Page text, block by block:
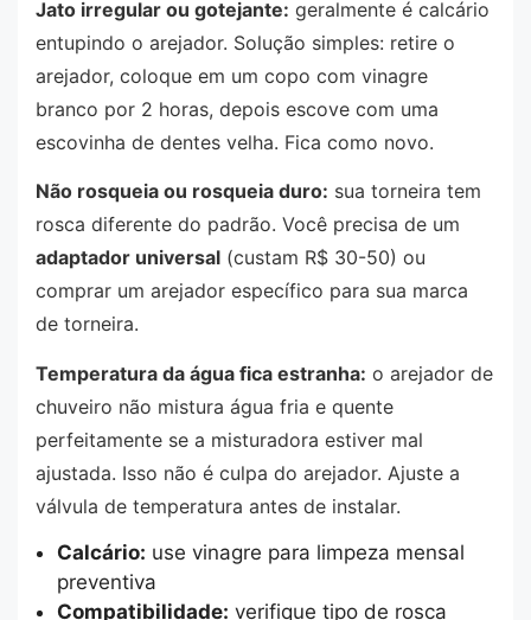
Jato irregular ou gotejante: geralmente é calcário
entupindo o arejador. Solução simples: retire o
arejador, coloque em um copo com vinagre
branco por 2 horas, depois escove com uma
escovinha de dentes velha. Fica como novo.
Não rosqueia ou rosqueia duro: sua torneira tem
rosca diferente do padrão. Você precisa de um
adaptador universal (custam R$ 30-50) ou
comprar um arejador específico para sua marca
de torneira.
Temperatura da água fica estranha: o arejador de
chuveiro não mistura água fria e quente
perfeitamente se a misturadora estiver mal
ajustada. Isso não é culpa do arejador. Ajuste a
válvula de temperatura antes de instalar.
Calcário: use vinagre para limpeza mensal
preventiva
Compatibilidade: verifique tipo de rosca